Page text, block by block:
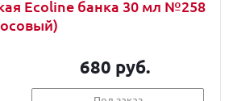
Ecoline банка 30 мл №258
680 руб.